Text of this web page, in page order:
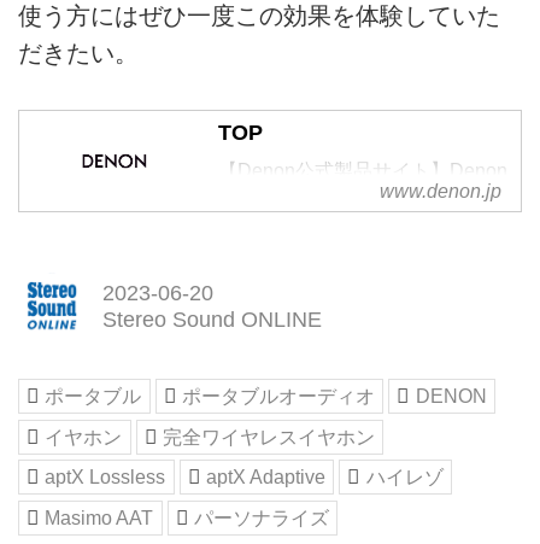
使う方にはぜひ一度この効果を体験していた
だきたい。
TOP
【Denon公式製品サイト】Denon
は1910年創業のオーディオブラ
その他製品カタログのご請求、修
www.denon.jp
2023-06-20
Stereo Sound ONLINE
ポータブル ポータブルオーディオ
DENON
イヤホン
完全ワイヤレスイヤホン
aptX Lossless
aptX Adaptive
ハイレゾ
Masimo AAT
パーソナライズ